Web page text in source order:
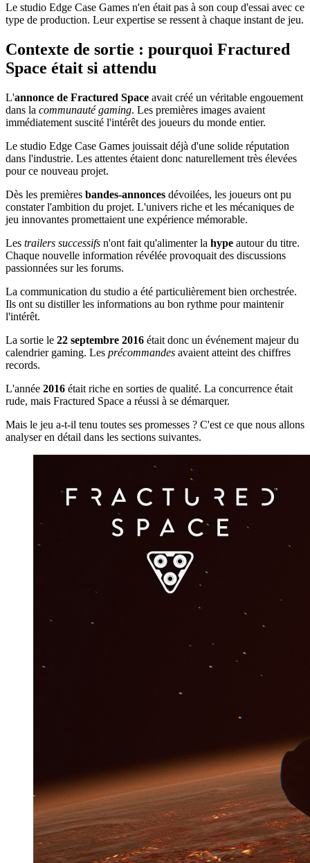
Le studio Edge Case Games n'en était pas à son coup d'essai avec ce
type de production. Leur expertise se ressent à chaque instant de jeu.
Contexte de sortie : pourquoi Fractured
Space était si attendu
L'annonce de Fractured Space avait créé un véritable engouement
dans la communauté gaming. Les premières images avaient
immédiatement suscité l'intérêt des joueurs du monde entier.
Le studio Edge Case Games jouissait déjà d'une solide réputation
dans l'industrie. Les attentes étaient donc naturellement très élevées
pour ce nouveau projet.
Dès les premières bandes-annonces dévoilées, les joueurs ont pu
constater l'ambition du projet. L'univers riche et les mécaniques de
jeu innovantes promettaient une expérience mémorable.
Les trailers successifs n'ont fait qu'alimenter la hype autour du titre.
Chaque nouvelle information révélée provoquait des discussions
passionnées sur les forums.
La communication du studio a été particulièrement bien orchestrée.
Ils ont su distiller les informations au bon rythme pour maintenir
l'intérêt.
La sortie le 22 septembre 2016 était donc un événement majeur du
calendrier gaming. Les précommandes avaient atteint des chiffres
records.
L'année 2016 était riche en sorties de qualité. La concurrence était
rude, mais Fractured Space a réussi à se démarquer.
Mais le jeu a-t-il tenu toutes ses promesses ? C'est ce que nous allons
analyser en détail dans les sections suivantes.